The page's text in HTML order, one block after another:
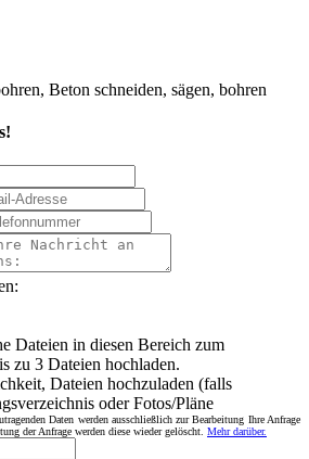
Dateien in diesen Bereich zum
zu 3 Dateien hochladen.
Dateien hochzuladen (falls
oder Fotos/Pläne
Daten werden ausschließlich zur Bearbeitung Ihre Anfrage
der Anfrage werden diese wieder gelöscht. Mehr darüber.